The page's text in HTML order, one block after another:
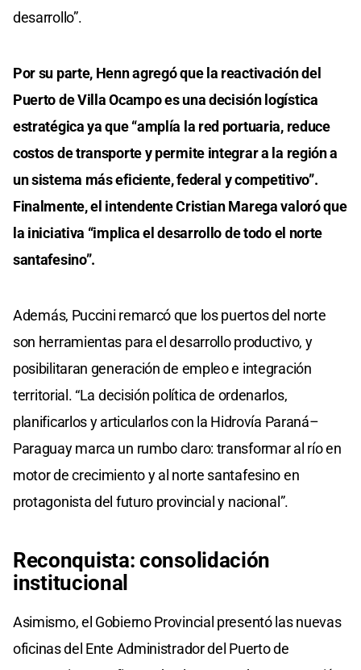
desarrollo”.
Por su parte, Henn agregó que la reactivación del
Puerto de Villa Ocampo es una decisión logística
estratégica ya que “amplía la red portuaria, reduce
costos de transporte y permite integrar a la región a
un sistema más eficiente, federal y competitivo”.
Finalmente, el intendente Cristian Marega valoró que
la iniciativa “implica el desarrollo de todo el norte
santafesino”.
Además, Puccini remarcó que los puertos del norte
son herramientas para el desarrollo productivo, y
posibilitaran generación de empleo e integración
territorial. “La decisión política de ordenarlos,
planificarlos y articularlos con la Hidrovía Paraná–
Paraguay marca un rumbo claro: transformar al río en
motor de crecimiento y al norte santafesino en
protagonista del futuro provincial y nacional”.
Reconquista: consolidación
institucional
Asimismo, el Gobierno Provincial presentó las nuevas
oficinas del Ente Administrador del Puerto de